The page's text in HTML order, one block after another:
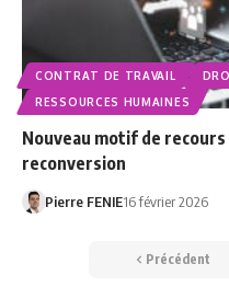
CONTRAT DE TRAVAIL
RESSOURCES HUMAINES
Nouveau motif de recours
reconversion
Pierre FENIE16 février 2026
Précédent